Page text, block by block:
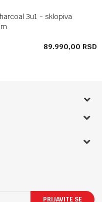
3u1 - sklopiva
89.990,00 RSD
PRIJAVITE SE